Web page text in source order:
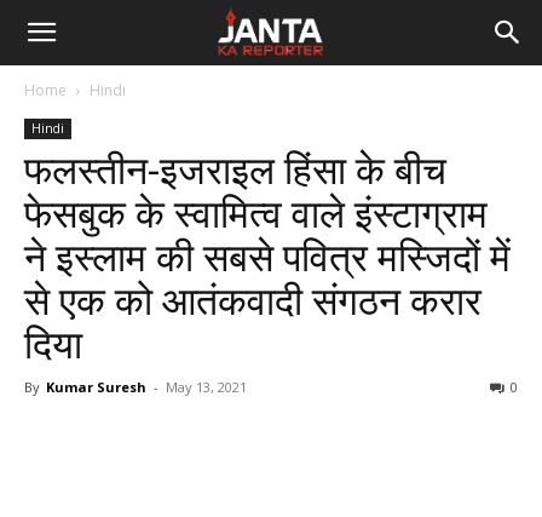
Janta
Reporter
Home Hindi
Hindi
फलस्‍तीन-इजराइल हिंसा के बीच
फेसबुक के स्वामित्व वाले इंस्टाग्राम
ने इस्लाम की सबसे पवित्र मस्जिदों में
से एक को आतंकवादी संगठन करार
दिया
By Kumar Suresh - May 13, 2021 0